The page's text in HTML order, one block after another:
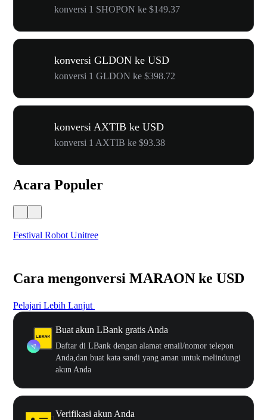
konversi 1 SHOPON ke $149.37
konversi GLDON ke USD
konversi 1 GLDON ke $398.72
konversi AXTIB ke USD
konversi 1 AXTIB ke $93.38
Acara Populer
Festival Robot Unitree
Cara mengonversi MARAON ke USD
Pelajari Lebih Lanjut
Buat akun LBank gratis Anda
Daftar di LBank dengan alamat email/nomor telepon
Anda,dan buat kata sandi yang aman untuk melindungi
akun Anda
Verifikasi akun Anda